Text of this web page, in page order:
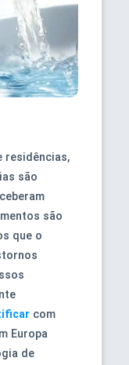
residências,
são
são
que o
com
Europa
de